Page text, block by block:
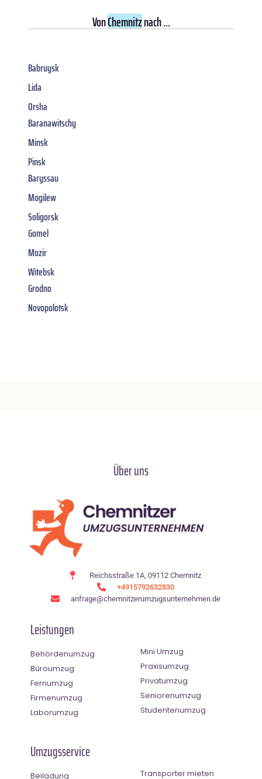
VonChemnitznach ...
Babruysk
Lida
Orsha
Baranawitschy
Minsk
Pinsk
Baryssau
Mogilew
Soligorsk
Gomel
Mozir
Witebsk
Grodno
Novopolotsk
Über uns
Reichsstraße 1A, 09112 Chemnitz
+4915792632830
anfrage@chemnitzerumzugsunternehmen.de
Leistungen
Behördenumzug
Büroumzug
Fernumzug
Firmenumzug
Laborumzug
Mini Umzug
Praxisumzug
Privatumzug
Seniorenumzug
Studentenumzug
Umzugsservice
Beiladung Transporter mieten